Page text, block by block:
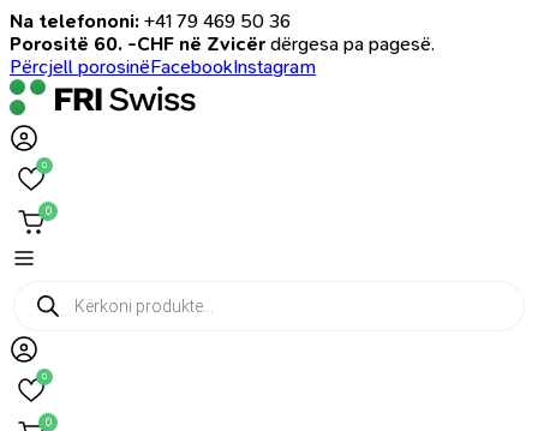
Na telefononi: +41 79 469 50 36
Porositë 60. -CHF në Zvicër dërgesa pa pagesë.
Përcjell porosinëFacebookInstagram
0
0
Products
search
0
0